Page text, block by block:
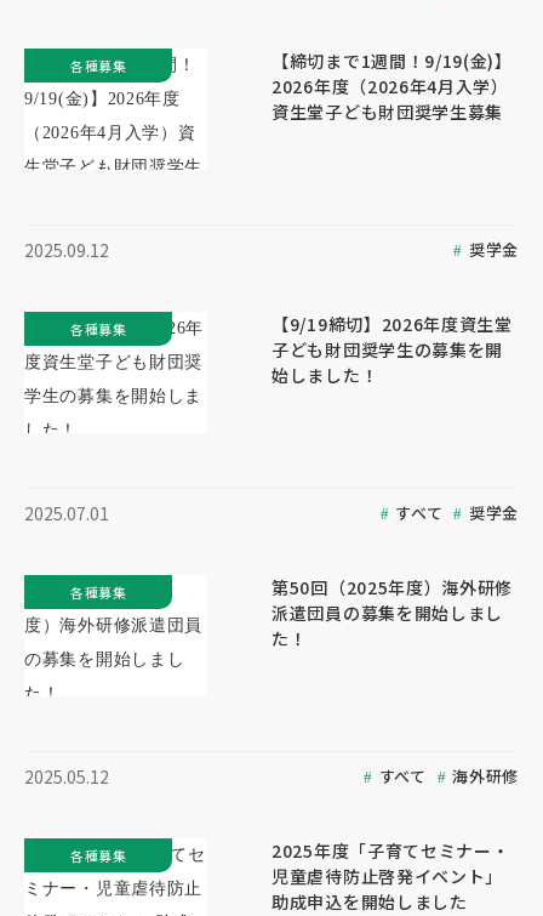
【締切まで1週間！9/19(金)】
2026年度（2026年4月入学）
資生堂子ども財団奨学生募集
2025.09.12 奨学金
各種募集
【9/19締切】2026年度資生堂
子ども財団奨学生の募集を開
始しました！
2025.07.01 すべて 奨学金
各種募集
第50回（2025年度）海外研修
派遣団員の募集を開始しまし
た！
2025.05.12 すべて 海外研修
各種募集
2025年度「子育てセミナー・
児童虐待防止啓発イベント」
助成申込を開始しました
各種募集